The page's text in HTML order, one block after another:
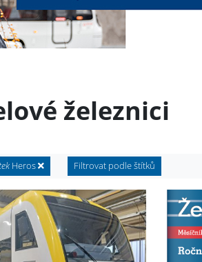
železnici
Heros Filtrovat podle štítků